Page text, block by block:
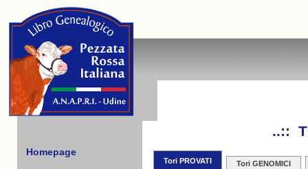
Homepage
..::
Tori PROVATI Tori GENOMICI